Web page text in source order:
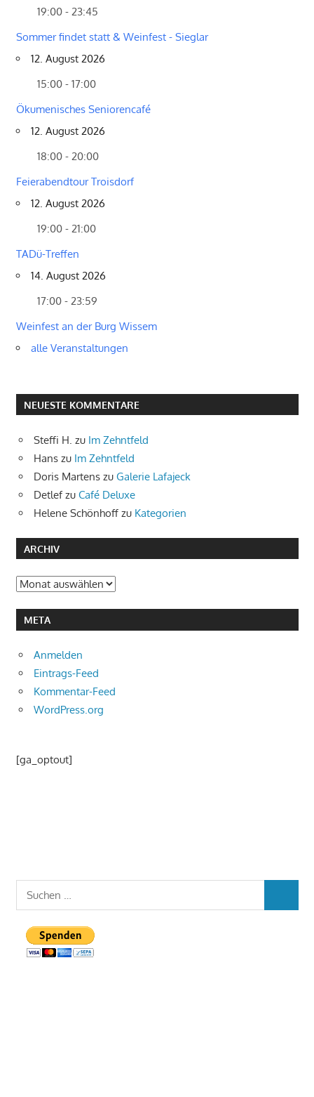
19:00 - 23:45
Sommer findet statt & Weinfest - Sieglar
12. August 2026
15:00 - 17:00
Ökumenisches Seniorencafé
12. August 2026
18:00 - 20:00
Feierabendtour Troisdorf
12. August 2026
19:00 - 21:00
TADü-Treffen
14. August 2026
17:00 - 23:59
Weinfest an der Burg Wissem
alle Veranstaltungen
NEUESTE KOMMENTARE
Steffi H. zu Im Zehntfeld
Hans zu Im Zehntfeld
Doris Martens zu Galerie Lafajeck
Detlefzu Café Deluxe
Helene Schönhoff zu Kategorien
ARCHIV
Archiv
META
Anmelden
Eintrags-Feed
Kommentar-Feed
WordPress.org
[ga_optout]